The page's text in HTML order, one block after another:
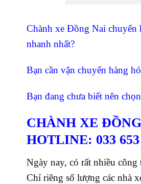
Chành xe Đồng Nai chuyển
nhanh nhất?
Bạn cần vận chuyển hàng
Bạn đang chưa biết nên
CHÀNH XE
HOTLINE: 033 653
Ngày nay, có rất nhiều
Chỉ riêng số lượng các nhà